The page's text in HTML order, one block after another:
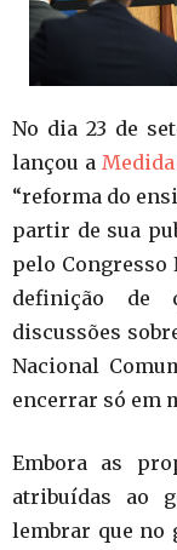
No dia 23 de
lançou a
“reforma do
partir de sua
pelo Congresso
definição de
discussões
Nacional
encerrar só em
Embora as
atribuídas ao
lembrar que no